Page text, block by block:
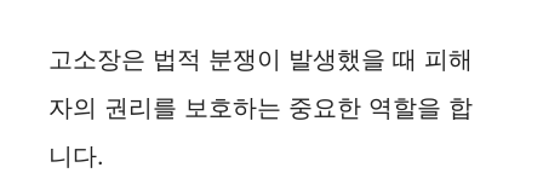
고소장은 법적 분쟁이 발생했을 때 피해
자의 권리를 보호하는 중요한 역할을 합
니다.